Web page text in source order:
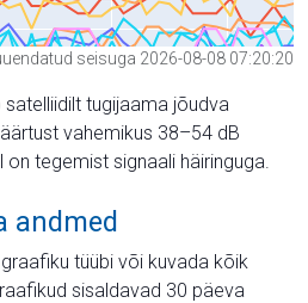
seisuga 2026-08-08 07:20:20
tugijaama jõudva
vahemikus 38–54 dB
tegemist signaali häiringuga.
andmed
tüübi või kuvada kõik
sisaldavad 30 päeva